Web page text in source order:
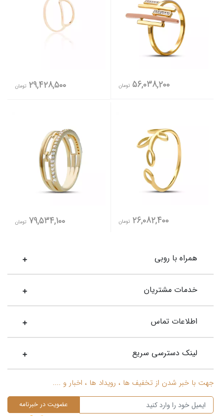
56,038,200 تومان 29,428,500 تومان
26,082,400 تومان 79,534,100 تومان
همراه با روبی
خدمات مشتریان
اطلاعات تماس
لینک دسترسی سریع
جهت با خبر شدن از تخفیف ها ، رویداد ها ، اخبار و ....